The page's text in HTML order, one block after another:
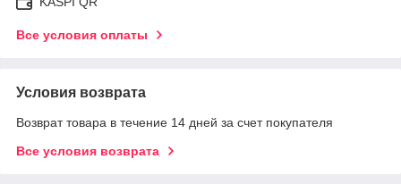
Все условия оплаты
Условия возврата
Возврат товара в течение 14 дней за счет покупателя
Все условия возврата